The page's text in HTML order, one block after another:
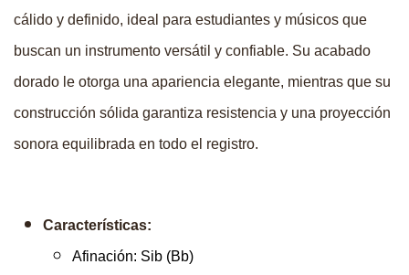
cálido y definido, ideal para estudiantes y músicos que
buscan un instrumento versátil y confiable. Su acabado
dorado le otorga una apariencia elegante, mientras que su
construcción sólida garantiza resistencia y una proyección
sonora equilibrada en todo el registro.
Características:
Afinación: Sib (Bb)